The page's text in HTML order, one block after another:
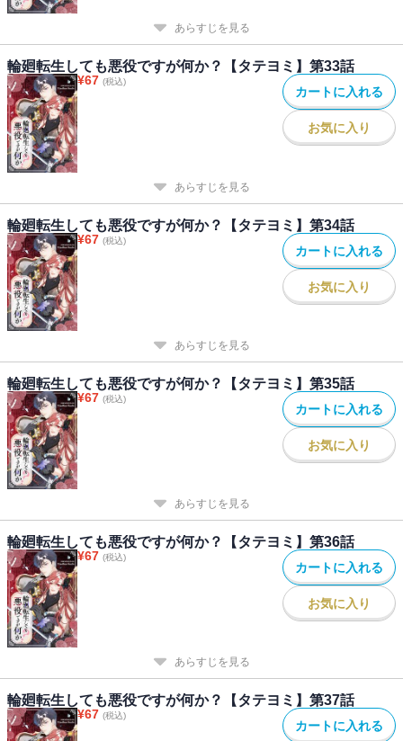
あらすじを見る
輪廻転生しても悪役ですが何か？【タテヨミ】第33話
¥67 (税込)
カートに入れる
お気に入り
あらすじを見る
輪廻転生しても悪役ですが何か？【タテヨミ】第34話
¥67 (税込)
カートに入れる
お気に入り
あらすじを見る
輪廻転生しても悪役ですが何か？【タテヨミ】第35話
¥67 (税込)
カートに入れる
お気に入り
あらすじを見る
輪廻転生しても悪役ですが何か？【タテヨミ】第36話
¥67 (税込)
カートに入れる
お気に入り
あらすじを見る
輪廻転生しても悪役ですが何か？【タテヨミ】第37話
¥67 (税込)
カートに入れる